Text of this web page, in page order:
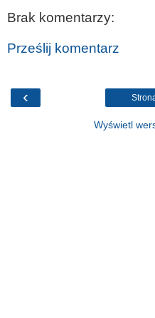
Brak komentarzy:
Prześlij komentarz
‹
Wyświetl